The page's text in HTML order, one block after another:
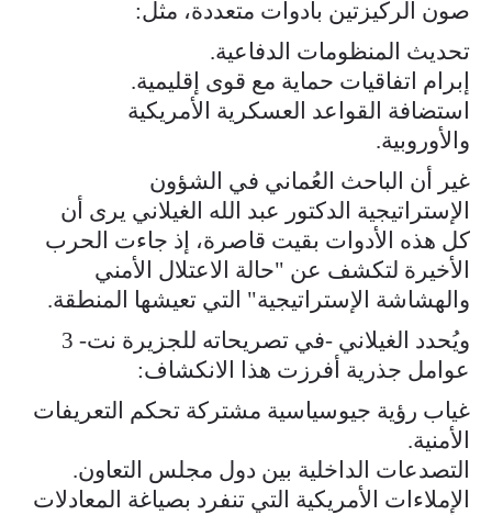
صون الركيزتين بأدوات متعددة، مثل:
تحديث المنظومات الدفاعية.
إبرام اتفاقيات حماية مع قوى إقليمية.
استضافة القواعد العسكرية الأمريكية
والأوروبية.
غير أن الباحث العُماني في الشؤون
الإستراتيجية الدكتور عبد الله الغيلاني يرى أن
كل هذه الأدوات بقيت قاصرة، إذ جاءت الحرب
الأخيرة لتكشف عن "حالة الاعتلال الأمني
والهشاشة الإستراتيجية" التي تعيشها المنطقة.
ويُحدد الغيلاني -في تصريحاته للجزيرة نت- 3
عوامل جذرية أفرزت هذا الانكشاف:
غياب رؤية جيوسياسية مشتركة تحكم التعريفات
الأمنية.
التصدعات الداخلية بين دول مجلس التعاون.
الإملاءات الأمريكية التي تنفرد بصياغة المعادلات